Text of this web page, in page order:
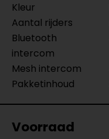
Kleur
Aantal rijders
Bluetooth
intercom
Mesh intercom
Pakketinhoud
Voorraad